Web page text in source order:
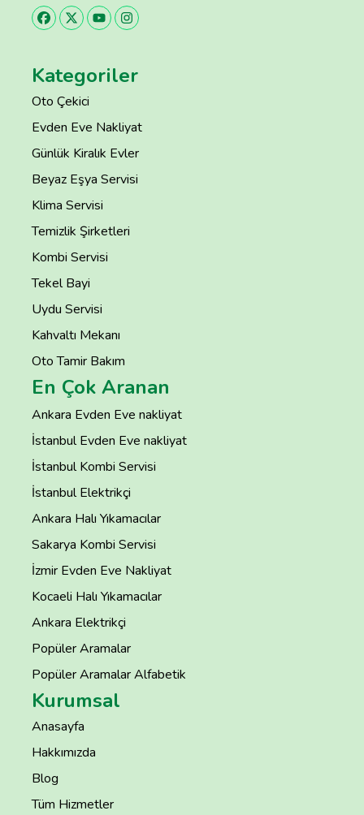
Kategoriler
Oto Çekici
Evden Eve Nakliyat
Günlük Kiralık Evler
Beyaz Eşya Servisi
Klima Servisi
Temizlik Şirketleri
Kombi Servisi
Tekel Bayi
Uydu Servisi
Kahvaltı Mekanı
Oto Tamir Bakım
En Çok Aranan
Ankara Evden Eve nakliyat
İstanbul Evden Eve nakliyat
İstanbul Kombi Servisi
İstanbul Elektrikçi
Ankara Halı Yıkamacılar
Sakarya Kombi Servisi
İzmir Evden Eve Nakliyat
Kocaeli Halı Yıkamacılar
Ankara Elektrikçi
Popüler Aramalar
Popüler Aramalar Alfabetik
Kurumsal
Anasayfa
Hakkımızda
Blog
Tüm Hizmetler